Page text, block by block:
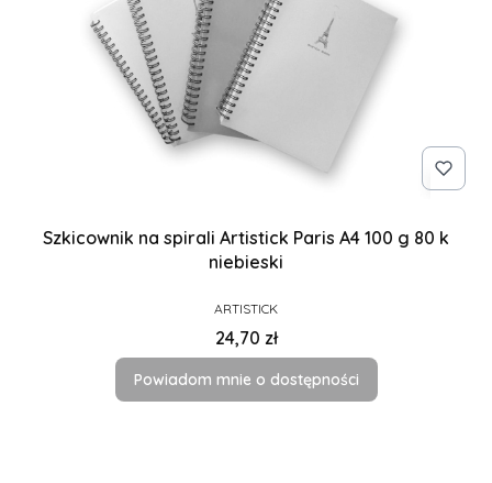
Szkicownik na spirali Artistick Paris A4 100 g 80 k
niebieski
PRODUCENT
ARTISTICK
Cena
24,70 zł
Powiadom mnie o dostępności